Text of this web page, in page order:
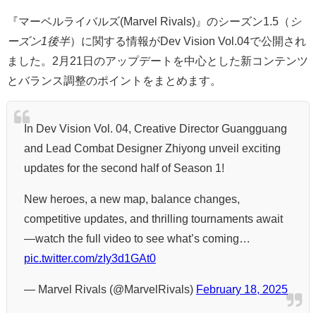
『マーベルライバルズ(Marvel Rivals)』のシーズン1.5（ シ
ーズン1後半）に関する情報がDev Vision Vol.04で公開され
ました。2月21日のアップデートを中心とした新コンテンツ
とバランス調整のポイントをまとめます。
In Dev Vision Vol. 04, Creative Director Guangguang
and Lead Combat Designer Zhiyong unveil exciting
updates for the second half of Season 1!
New heroes, a new map, balance changes,
competitive updates, and thrilling tournaments await
—watch the full video to see what’s coming…
pic.twitter.com/zIy3d1GAt0
— Marvel Rivals (@MarvelRivals) February 18, 2025